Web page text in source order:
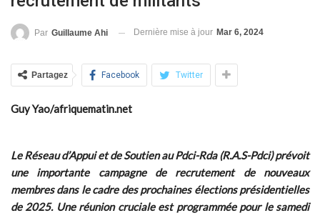
Par Guillaume Ahi Dernière mise à jour Mar 6, 2024
Partagez Facebook Twitter
Guy Yao/afriquematin.net
Le Réseau d’Appui et de Soutien au Pdci-Rda (R.A.S-Pdci) prévoit
une importante campagne de recrutement de nouveaux
membres dans le cadre des prochaines élections présidentielles
de 2025. Une réunion cruciale est programmée pour le samedi